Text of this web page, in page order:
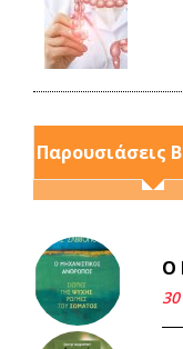
Παρουσιάσεις
Ο